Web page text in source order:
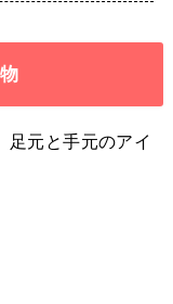
足元と手元のアイ